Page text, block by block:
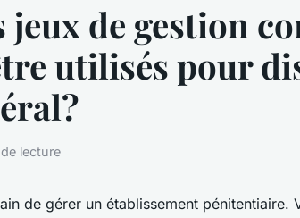
jeux de gestion
utilisés pour
lecture
de gérer un établissement pénitentiaire.